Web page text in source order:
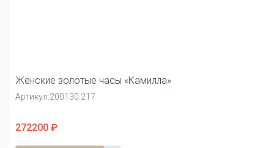
Женские золотые часы «Камилла»
Артикул:200130.217
272200 ₽